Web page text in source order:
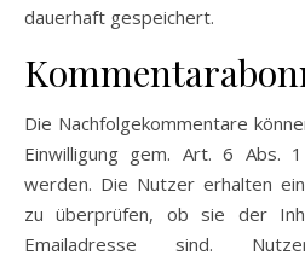
dauerhaft gespeichert.
Die Nachfolgekommentare
Einwilligung gem. Art. 6 Abs.
werden. Die Nutzer erhalten
zu überprüfen, ob sie der
Emailadresse sind.